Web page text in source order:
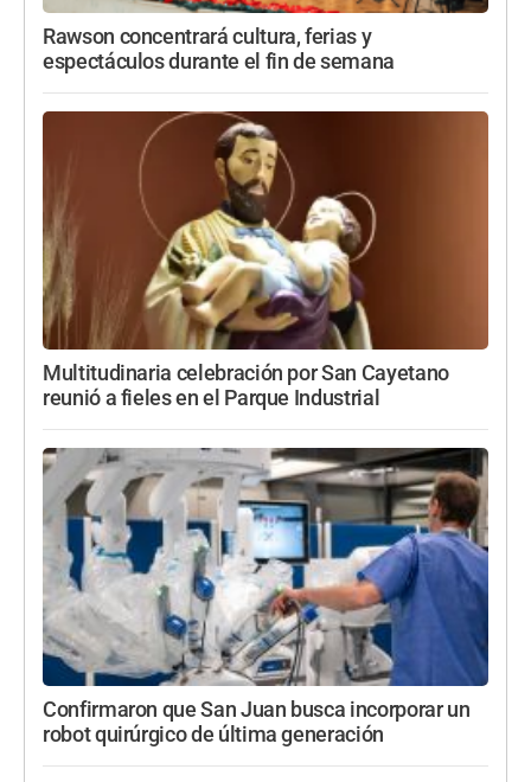
Rawson concentrará cultura, ferias y
espectáculos durante el fin de semana
Multitudinaria celebración por San Cayetano
reunió a fieles en el Parque Industrial
Confirmaron que San Juan busca incorporar un
robot quirúrgico de última generación